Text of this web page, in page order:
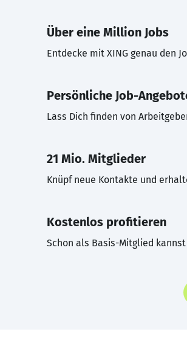
Über eine Million Jobs
Entdecke mit XING genau den
Persönliche Job-
Lass Dich finden von
21 Mio. Mitglieder
Knüpf neue Kontakte und
Kostenlos profitieren
Schon als Basis-Mitglied